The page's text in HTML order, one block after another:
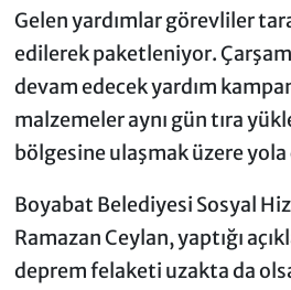
Gelen yardımlar görevliler
edilerek paketleniyor.
devam edecek yardım
malzemeler aynı gün tıra
bölgesine ulaşmak üzere yola
Boyabat Belediyesi Sosyal
Ramazan Ceylan, yaptığı
deprem felaketi uzakta da olsa